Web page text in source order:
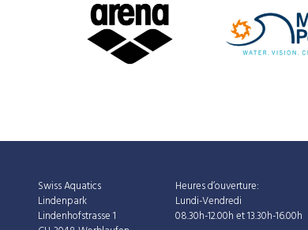
Swiss Aquatics
Lindenpark
Lindenhofstrasse 1
Heures d’ouverture:
Lundi-Vendredi
08.30h-12.00h et 13.30h-16.00h